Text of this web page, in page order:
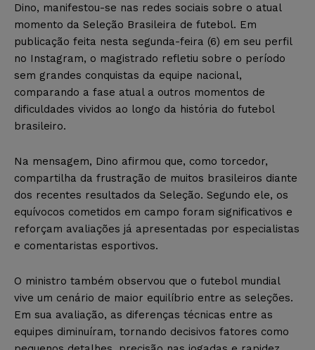
Dino, manifestou-se nas redes sociais sobre o atual
momento da Seleção Brasileira de futebol. Em
publicação feita nesta segunda-feira (6) em seu perfil
no Instagram, o magistrado refletiu sobre o período
sem grandes conquistas da equipe nacional,
comparando a fase atual a outros momentos de
dificuldades vividos ao longo da história do futebol
brasileiro.
Na mensagem, Dino afirmou que, como torcedor,
compartilha da frustração de muitos brasileiros diante
dos recentes resultados da Seleção. Segundo ele, os
equívocos cometidos em campo foram significativos e
reforçam avaliações já apresentadas por especialistas
e comentaristas esportivos.
O ministro também observou que o futebol mundial
vive um cenário de maior equilíbrio entre as seleções.
Em sua avaliação, as diferenças técnicas entre as
equipes diminuíram, tornando decisivos fatores como